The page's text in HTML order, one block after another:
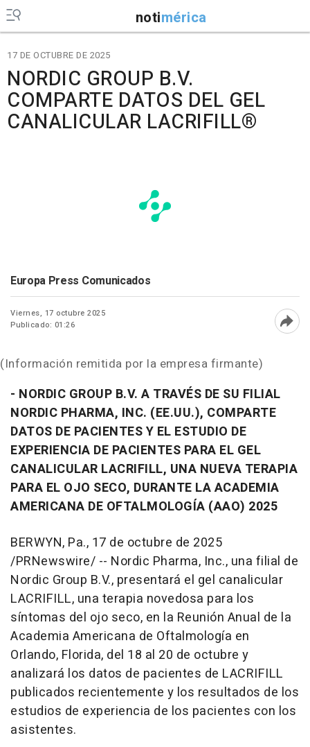
notimérica
17 DE OCTUBRE DE 2025
NORDIC GROUP B.V.
COMPARTE DATOS DEL GEL
CANALICULAR LACRIFILL®
Europa Press Comunicados
Viernes, 17 octubre 2025
Publicado: 01:26
(Información remitida por la empresa firmante)
- NORDIC GROUP B.V. A TRAVÉS DE SU FILIAL
NORDIC PHARMA, INC. (EE.UU.), COMPARTE
DATOS DE PACIENTES Y EL ESTUDIO DE
EXPERIENCIA DE PACIENTES PARA EL GEL
CANALICULAR LACRIFILL, UNA NUEVA TERAPIA
PARA EL OJO SECO, DURANTE LA ACADEMIA
AMERICANA DE OFTALMOLOGÍA (AAO) 2025
BERWYN, Pa., 17 de octubre de 2025
/PRNewswire/ -- Nordic Pharma, Inc., una filial de
Nordic Group B.V., presentará el gel canalicular
LACRIFILL, una terapia novedosa para los
síntomas del ojo seco, en la Reunión Anual de la
Academia Americana de Oftalmología en
Orlando, Florida, del 18 al 20 de octubre y
analizará los datos de pacientes de LACRIFILL
publicados recientemente y los resultados de los
estudios de experiencia de los pacientes con los
asistentes.